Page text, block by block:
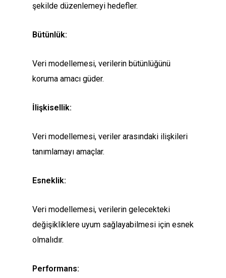
şekilde düzenlemeyi hedefler.
Bütünlük:
Veri modellemesi, verilerin bütünlüğünü
koruma amacı güder.
İlişkisellik:
Veri modellemesi, veriler arasındaki ilişkileri
tanımlamayı amaçlar.
Esneklik:
Veri modellemesi, verilerin gelecekteki
değişikliklere uyum sağlayabilmesi için esnek
olmalıdır.
Performans: